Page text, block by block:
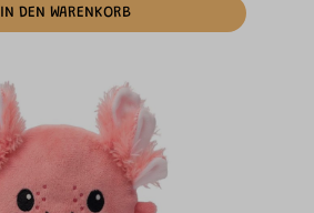
IN DEN WARENKORB